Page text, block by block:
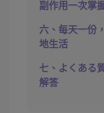
副作用一次掌握
六、每天一份
地生活
七、よくある
解答